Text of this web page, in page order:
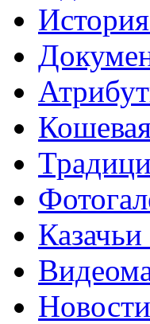
История
Новости